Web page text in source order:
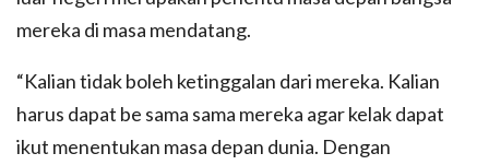
mereka di masa mendatang.
“Kalian tidak boleh ketinggalan dari mereka. Kalian
harus dapat be sama­ sama mereka agar kelak dapat
ikut menentukan masa depan dunia. Dengan